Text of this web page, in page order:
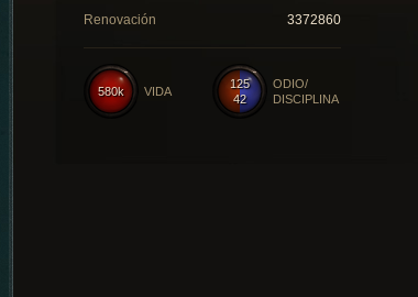
Renovación
3372860
125
42
ODIO/
DISCIPLINA
580k VIDA